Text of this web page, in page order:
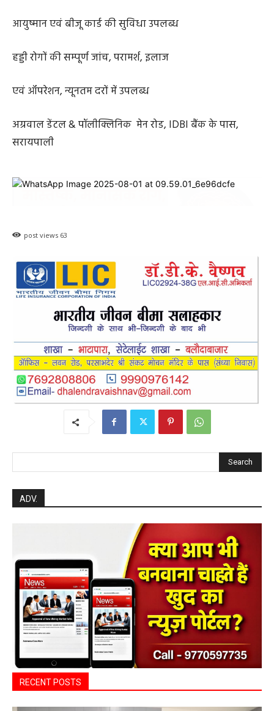
आयुष्मान एवं बीजू कार्ड की सुविधा उपलब्ध
हड्डी रोगों की सम्पूर्ण जांच, परामर्श, इलाज
एवं ऑपरेशन, न्यूनतम दरों में उपलब्ध
अग्रवाल डेंटल & पॉलीक्लिनिक मेन रोड, IDBI बैंक के पास,
सरायपाली
RECENT POSTS